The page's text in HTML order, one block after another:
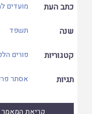
כתב העת מועדים
שנה תשפד
קטגוריות פורים
תגיות אסתר
קריאת המאמר